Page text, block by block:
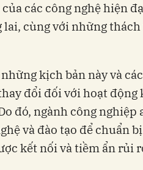
các công nghệ hiện
cùng với những thách
kịch bản này và
đổi đối với hoạt động
đó, ngành công nghiệp
và đào tạo để chuẩn
kết nối và tiềm ẩn rủi